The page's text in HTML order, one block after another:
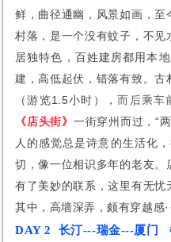
鲜，曲径通幽，风景如画，
村落，是一个没有蚊子，不
居独特色，百姓建房都用本
建，高低起伏，错落有致。
（游览1.5小时），而后乘车
《店头街》 一街穿州而过，“
人的感觉总是诗意的生活化
切，像一位相识多年的老友
有了美妙的联系，这里有无
其中，高墙深弄，颇有穿越感
DAY 2 长汀---瑞金---厦门